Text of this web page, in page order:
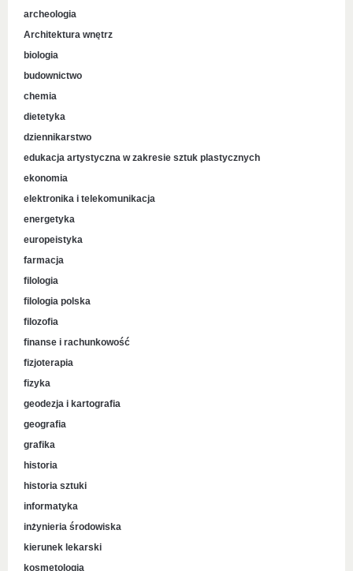
archeologia
Architektura wnętrz
biologia
budownictwo
chemia
dietetyka
dziennikarstwo
edukacja artystyczna w zakresie sztuk plastycznych
ekonomia
elektronika i telekomunikacja
energetyka
europeistyka
farmacja
filologia
filologia polska
filozofia
finanse i rachunkowość
fizjoterapia
fizyka
geodezja i kartografia
geografia
grafika
historia
historia sztuki
informatyka
inżynieria środowiska
kierunek lekarski
kosmetologia